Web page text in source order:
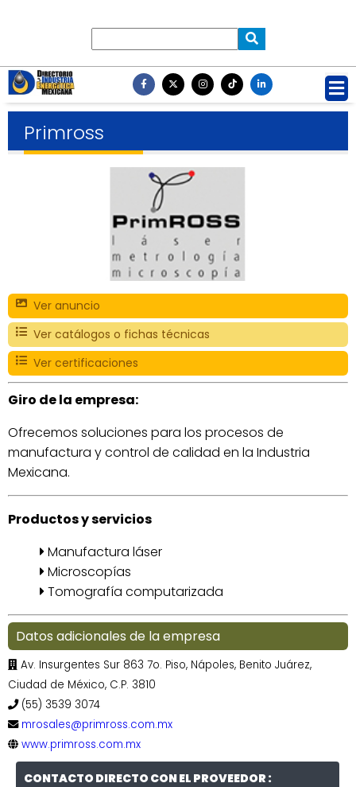
Primross
Ver anuncio
Ver catálogos o fichas técnicas
Ver certificaciones
Giro de la empresa:
Ofrecemos soluciones para los procesos de
manufactura y control de calidad en la Industria
Mexicana.
Productos y servicios
Manufactura láser
Microscopías
Tomografía computarizada
Datos adicionales de la empresa
Av. Insurgentes Sur 863 7o. Piso, Nápoles, Benito Juárez,
Ciudad de México, C.P. 3810
(55) 3539 3074
mrosales@primross.com.mx
www.primross.com.mx
CONTACTO DIRECTO CON EL PROVEEDOR :